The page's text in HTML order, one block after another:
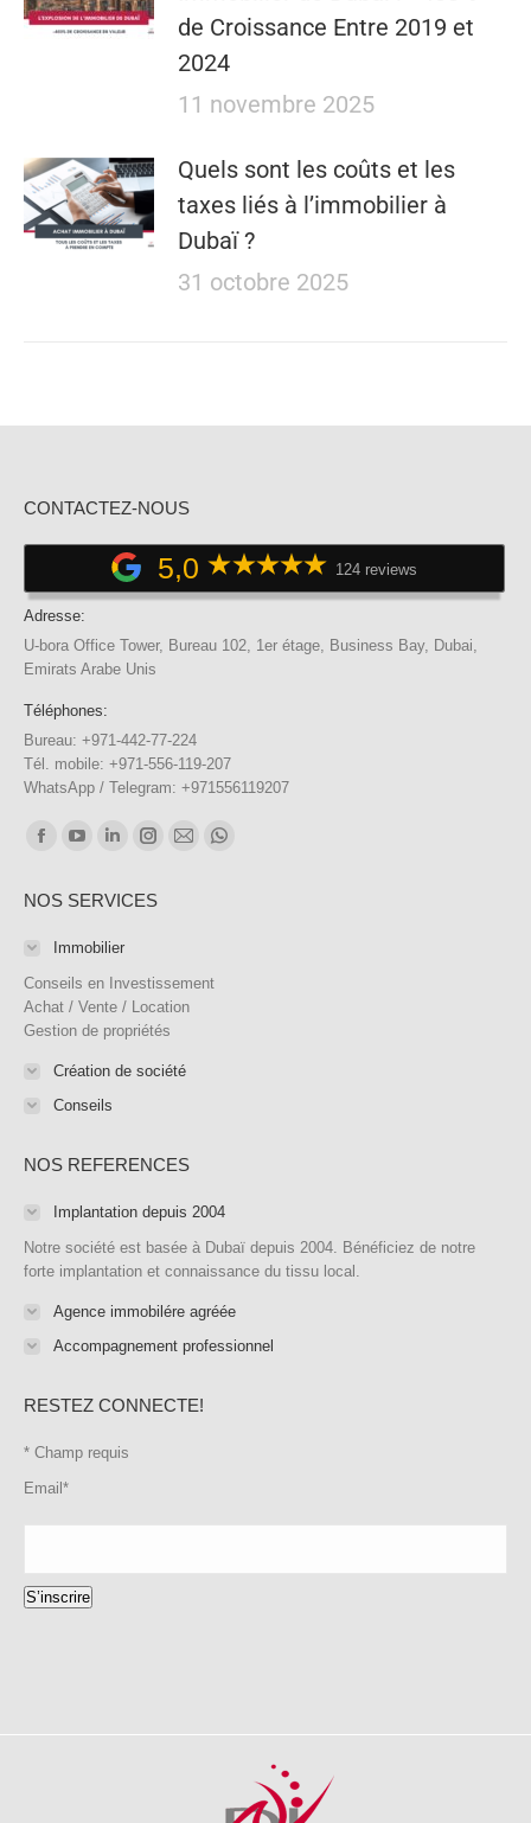
de Croissance Entre 2019 et
2024
11 novembre 2025
Quels sont les coûts et les
taxes liés à l’immobilier à
Dubaï ?
31 octobre 2025
CONTACTEZ-NOUS
5,0 124 reviews
Adresse:
U-bora Office Tower, Bureau 102, 1er étage, Business Bay, Dubai,
Emirats Arabe Unis
Téléphones:
Bureau: +971-442-77-224
Tél. mobile: +971-556-119-207
WhatsApp / Telegram: +971556119207
Trouvez nous sur :
opens
window
opens
in
window
LinkedIn
opens
in
window
Instagram
opens
windownew
WhatsApp
NOS SERVICES
Immobilier
Conseils en Investissement
Achat / Vente / Location
Gestion de propriétés
Création de société
Conseils
NOS REFERENCES
Implantation depuis 2004
Notre société est basée à Dubaï depuis 2004. Bénéficiez de notre
forte implantation et connaissance du tissu local.
Agence immobilére agréée
Accompagnement professionnel
RESTEZ CONNECTE!
* Champ requis
Email *
S’inscrire